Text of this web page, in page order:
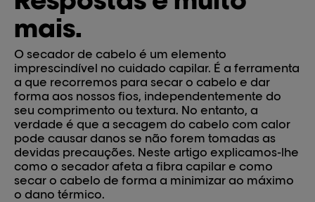
mais.
O secador de cabelo é um elemento
imprescindível no cuidado capilar. É a ferramenta
a que recorremos para secar o cabelo e dar
forma aos nossos fios, independentemente do
seu comprimento ou textura. No entanto, a
verdade é que a secagem do cabelo com calor
pode causar danos se não forem tomadas as
devidas precauções. Neste artigo explicamos-lhe
como o secador afeta a fibra capilar e como
secar o cabelo de forma a minimizar ao máximo
o dano térmico.